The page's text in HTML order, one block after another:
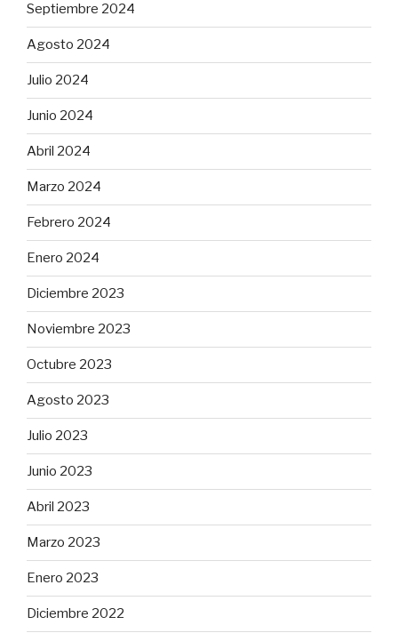
Septiembre 2024
Agosto 2024
Julio 2024
Junio 2024
Abril 2024
Marzo 2024
Febrero 2024
Enero 2024
Diciembre 2023
Noviembre 2023
Octubre 2023
Agosto 2023
Julio 2023
Junio 2023
Abril 2023
Marzo 2023
Enero 2023
Diciembre 2022